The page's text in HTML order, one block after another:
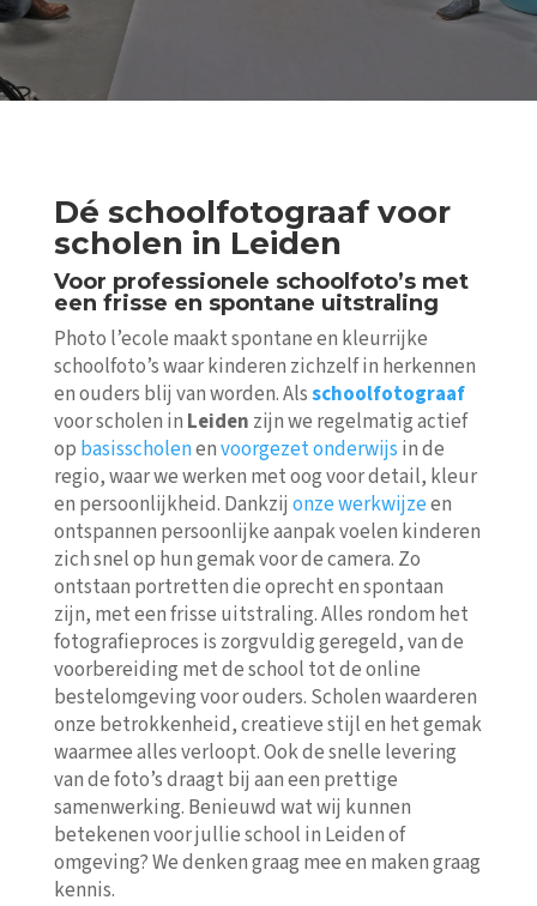
Dé schoolfotograaf voor
scholen in Leiden
Voor professionele schoolfoto’s met
een frisse en spontane uitstraling
Photo l’ecole maakt spontane en kleurrijke
schoolfoto’s waar kinderen zichzelf in herkennen
en ouders blij van worden. Alsschoolfotograaf
voor scholen in Leiden zijn we regelmatig actief
op basisscholenenvoorgezet onderwijs in de
regio, waar we werken met oog voor detail, kleur
en persoonlijkheid. Dankzij onze werkwijzeen
ontspannen persoonlijke aanpak voelen kinderen
zich snel op hun gemak voor de camera. Zo
ontstaan portretten die oprecht en spontaan
zijn, met een frisse uitstraling. Alles rondom het
fotografieproces is zorgvuldig geregeld, van de
voorbereiding met de school tot de online
bestelomgeving voor ouders. Scholen waarderen
onze betrokkenheid, creatieve stijl en het gemak
waarmee alles verloopt. Ook de snelle levering
van de foto’s draagt bij aan een prettige
samenwerking. Benieuwd wat wij kunnen
betekenen voor jullie school in Leiden of
omgeving? We denken graag mee en maken graag
kennis.